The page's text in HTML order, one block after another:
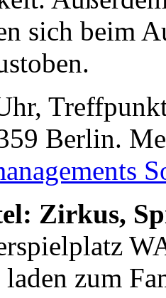
sich beim
Berlin.
Zirkus,
zum